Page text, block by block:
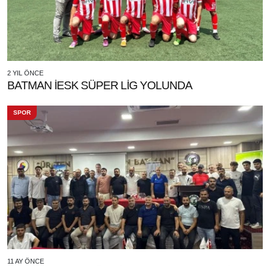
2 YIL ÖNCE
BATMAN İESK SÜPER LİG YOLUNDA
SPOR
11 AY ÖNCE